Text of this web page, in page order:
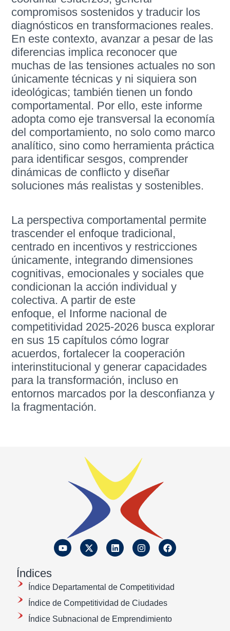
compromisos sostenidos y traducir los
diagnósticos en transformaciones reales.
En este contexto, avanzar a pesar de las
diferencias implica reconocer que
muchas de las tensiones actuales no son
únicamente técnicas y ni siquiera son
ideológicas; también tienen un fondo
comportamental. Por ello, este informe
adopta como eje transversal la economía
del comportamiento, no solo como marco
analítico, sino como herramienta práctica
para identificar sesgos, comprender
dinámicas de conflicto y diseñar
soluciones más realistas y sostenibles.
La perspectiva comportamental permite
trascender el enfoque tradicional,
centrado en incentivos y restricciones
únicamente, integrando dimensiones
cognitivas, emocionales y sociales que
condicionan la acción individual y
colectiva. A partir de este
enfoque, el Informe nacional de
competitividad 2025-2026 busca explorar
en sus 15 capítulos cómo lograr
acuerdos, fortalecer la cooperación
interinstitucional y generar capacidades
para la transformación, incluso en
entornos marcados por la desconfianza y
la fragmentación.
Índices
Índice Departamental de Competitividad
Índice de Competitividad de Ciudades
Índice Subnacional de Emprendimiento